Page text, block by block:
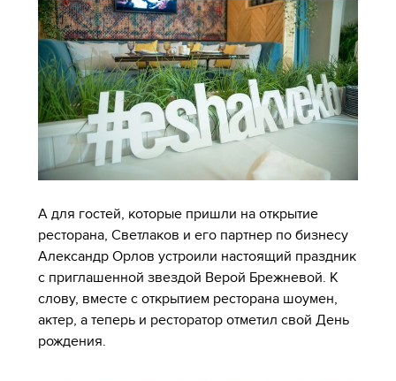
А для гостей, которые пришли на открытие
ресторана, Светлаков и его партнер по бизнесу
Александр Орлов устроили настоящий праздник
с приглашенной звездой Верой Брежневой. К
слову, вместе с открытием ресторана шоумен,
актер, а теперь и ресторатор отметил свой День
рождения.